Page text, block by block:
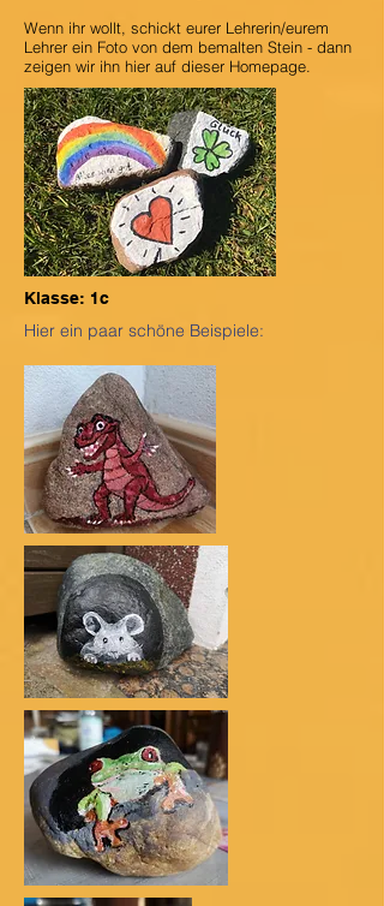
Wenn ihr wollt, schickt eurer Lehrerin/eurem
Lehrer ein Foto von dem bemalten Stein - dann
zeigen wir ihn hier auf dieser Homepage.
Klasse: 1c
Hier ein paar schöne Beispiele: